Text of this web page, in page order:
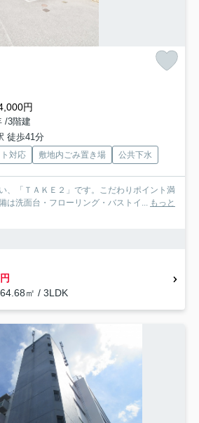
円
/3階建
徒歩41分
対応 敷地内ごみ置き場 公共下水
、「ＴＡＫＥ２」です。こだわりポイント満
は洗面台・フローリング・バストイ... もっと
㎡ / 3LDK